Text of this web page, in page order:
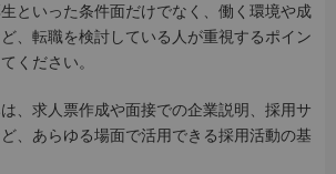
といった条件面だけでなく、働く環境や成
、転職を検討している人が重視するポイン
ください。
、求人票作成や面接での企業説明、採用サ
、あらゆる場面で活用できる採用活動の基